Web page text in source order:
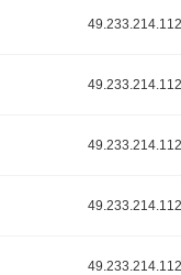
49.233.214.112
49.233.214.112
49.233.214.112
49.233.214.112
49.233.214.112